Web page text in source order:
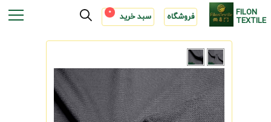
FILON
TEXTILE فروشگاه سبد خرید 0